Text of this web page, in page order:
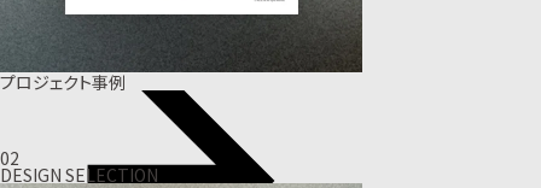
プロジェクト事例
02
DESIGN SELECTION